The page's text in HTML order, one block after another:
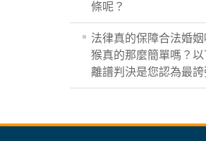
條呢？
法律真的保障合法婚
猴真的那麼簡單嗎？以
離譜判決是您認為最誇